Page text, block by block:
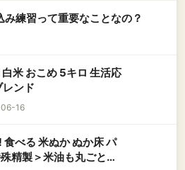
練習って重要なことなの？
米 おこめ 5キロ 生活応
レンド
16
べる 米ぬか ぬか床 パ
精製＞米油も丸ごと精